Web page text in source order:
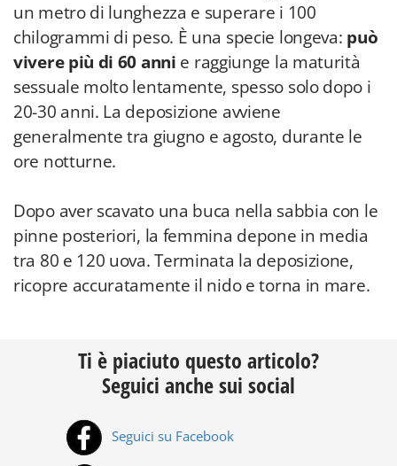
un metro di lunghezza e superare i 100
chilogrammi di peso. È una specie longeva: può
vivere più di 60 anni e raggiunge la maturità
sessuale molto lentamente, spesso solo dopo i
20-30 anni. La deposizione avviene
generalmente tra giugno e agosto, durante le
ore notturne.
Dopo aver scavato una buca nella sabbia con le
pinne posteriori, la femmina depone in media
tra 80 e 120 uova. Terminata la deposizione,
ricopre accuratamente il nido e torna in mare.
Ti è piaciuto questo articolo?
Seguici anche sui social
Seguici su Facebook